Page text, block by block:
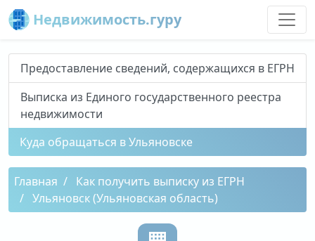
Недвижимость.гуру
Предоставление сведений, содержащихся в ЕГРН
Выписка из Единого государственного реестра
недвижимости
Куда обращаться в Ульяновске
Главная
Как получить выписку из ЕГРН
Ульяновск (Ульяновская область)